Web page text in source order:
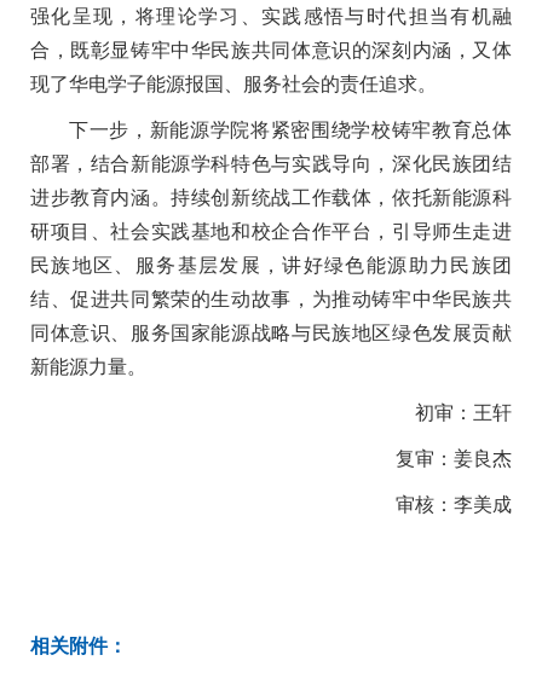
强化呈现，将理论学习、实践感悟与时代担当有机融
合，既彰显铸牢中华民族共同体意识的深刻内涵，又体
现了华电学子能源报国、服务社会的责任追求。
下一步，新能源学院将紧密围绕学校铸牢教育总体
部署，结合新能源学科特色与实践导向，深化民族团结
进步教育内涵。持续创新统战工作载体，依托新能源科
研项目、社会实践基地和校企合作平台，引导师生走进
民族地区、服务基层发展，讲好绿色能源助力民族团
结、促进共同繁荣的生动故事，为推动铸牢中华民族共
同体意识、服务国家能源战略与民族地区绿色发展贡献
新能源力量。
初审：王轩
复审：姜良杰
审核：李美成
相关附件：